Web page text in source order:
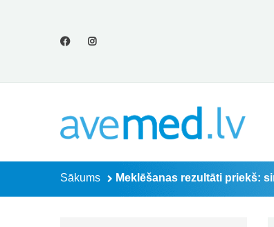
Meklēšanas
Sākums Meklēšanas rezultāti priekš: